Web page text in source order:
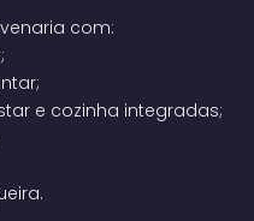
com:
e cozinha integradas;